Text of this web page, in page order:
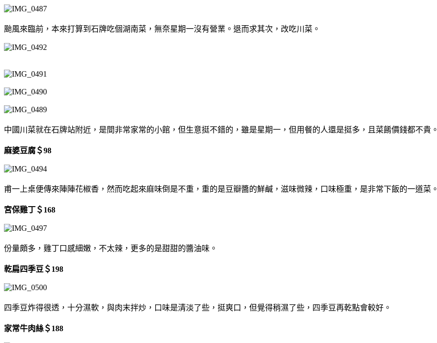
颱風來臨前，本來打算到石牌吃個湖南菜，無奈星期一沒有營業。退而求其次，改吃川菜。
中國川菜就在石牌站附近，是間非常家常的小館，但生意挺不錯的，雖是星期一，但用餐的人還是挺多，且菜餚價錢都不貴。
麻婆豆腐＄98
甫一上桌便傳來陣陣花椒香，然而吃起來麻味倒是不重，重的是豆瓣醬的鮮鹹，滋味微辣，口味極重，是非常下飯的一道菜。
宮保雞丁＄168
份量頗多，雞丁口感細嫩，不太辣，更多的是甜甜的醬油味。
乾扁四季豆＄198
四季豆炸得很透，十分濕軟，與肉末拌炒，口味是清淡了些，挺爽口，但覺得稍濕了些，四季豆再乾點會較好。
家常牛肉絲＄188